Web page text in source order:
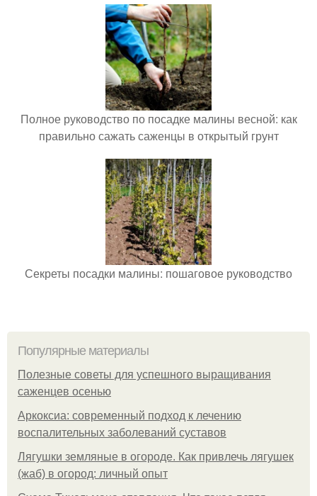
Полное руководство по посадке малины весной: как
правильно сажать саженцы в открытый грунт
Секреты посадки малины: пошаговое руководство
Популярные материалы
Полезные советы для успешного выращивания
саженцев осенью
Аркоксиа: современный подход к лечению
воспалительных заболеваний суставов
Лягушки земляные в огороде. Как привлечь лягушек
(жаб) в огород: личный опыт